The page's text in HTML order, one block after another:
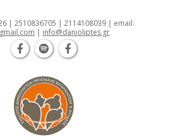
| 2510836705 | 2114108039 | email:
| info@danioliptes.gr